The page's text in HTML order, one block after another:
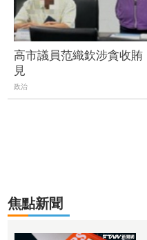
高市議員范織欽涉貪收
見
政治
焦點新聞